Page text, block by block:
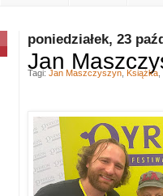
poniedziałek, 23
Jan
Tagi: Jan Maszczyszyn Książka